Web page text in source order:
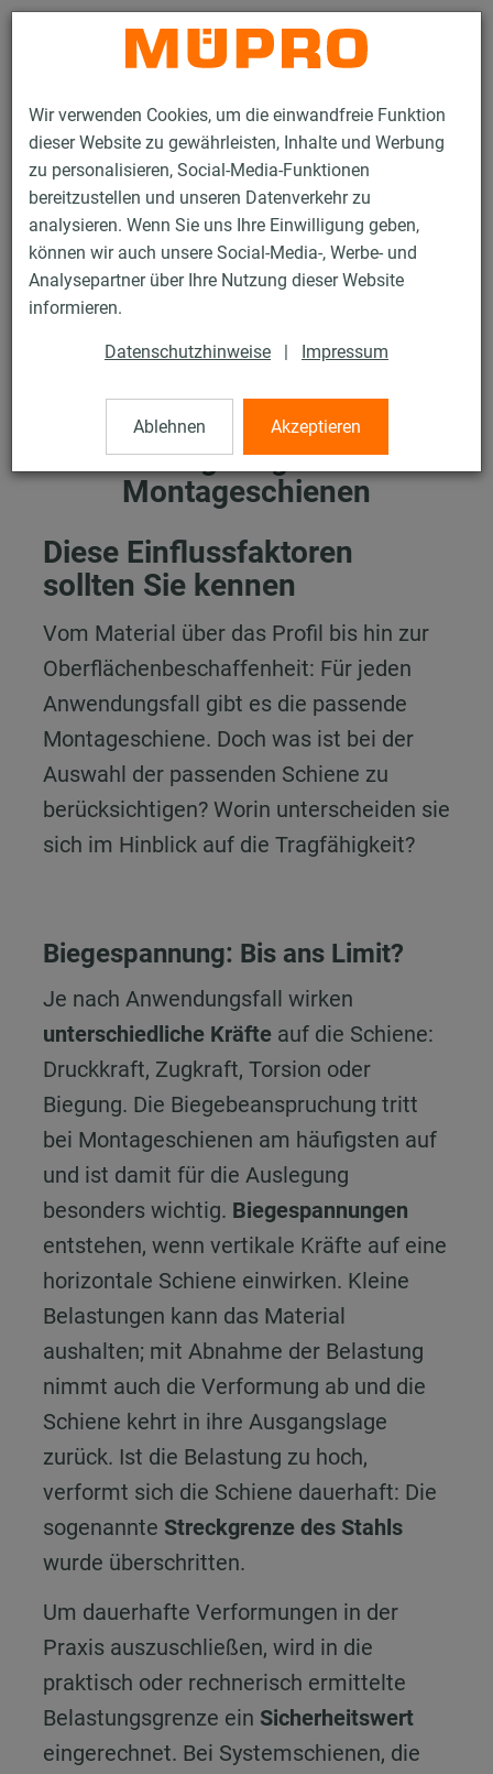
Wir verwenden Cookies, um die einwandfreie Funktion
dieser Website zu gewährleisten, Inhalte und Werbung
zu personalisieren, Social-Media-Funktionen
bereitzustellen und unseren Datenverkehr zu
analysieren. Wenn Sie uns Ihre Einwilligung geben,
können wir auch unsere Social-Media-, Werbe- und
Analysepartner über Ihre Nutzung dieser Website
informieren.
Datenschutzhinweise | Impressum
Ablehnen Akzeptieren
Kontakt
Services Tipps für Planung & Installation
Praxis-Tipps
Tragfähigkeit Montageschienen
Tragfähigkeit
Montageschienen
Diese Einflussfaktoren
sollten Sie kennen
Vom Material über das Profil bis hin zur
Oberflächenbeschaffenheit: Für jeden
Anwendungsfall gibt es die passende
Montageschiene. Doch was ist bei der
Auswahl der passenden Schiene zu
berücksichtigen? Worin unterscheiden sie
sich im Hinblick auf die Tragfähigkeit?
Biegespannung: Bis ans Limit?
Je nach Anwendungsfall wirken
unterschiedliche Kräfte auf die Schiene:
Druckkraft, Zugkraft, Torsion oder
Biegung. Die Biegebeanspruchung tritt
bei Montageschienen am häufigsten auf
und ist damit für die Auslegung
besonders wichtig. Biegespannungen
entstehen, wenn vertikale Kräfte auf eine
horizontale Schiene einwirken. Kleine
Belastungen kann das Material
aushalten; mit Abnahme der Belastung
nimmt auch die Verformung ab und die
Schiene kehrt in ihre Ausgangslage
zurück. Ist die Belastung zu hoch,
verformt sich die Schiene dauerhaft: Die
sogenannte Streckgrenze des Stahls
wurde überschritten.
Um dauerhafte Verformungen in der
Praxis auszuschließen, wird in die
praktisch oder rechnerisch ermittelte
Belastungsgrenze ein Sicherheitswert
eingerechnet. Bei Systemschienen, die